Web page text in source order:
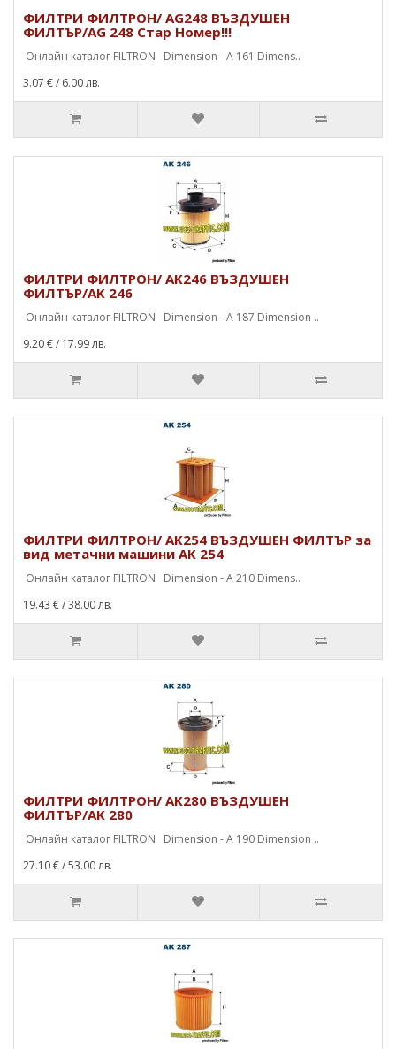
ФИЛТРИ ФИЛТРОН/ AG248 ВЪЗДУШЕН
ФИЛТЪР/AG 248 Стар Номер!!!
Онлайн каталог FILTRON Dimension - A 161 Dimens..
3.07 €/ 6.00 лв.
ФИЛТРИ ФИЛТРОН/ AK246 ВЪЗДУШЕН
ФИЛТЪР/AK 246
Онлайн каталог FILTRON Dimension - A 187 Dimension ..
9.20 €/ 17.99 лв.
ФИЛТРИ ФИЛТРОН/ AK254 ВЪЗДУШЕН ФИЛТЪР за
вид метачни машини AK 254
Онлайн каталог FILTRON Dimension - A 210 Dimens..
19.43 €/ 38.00 лв.
ФИЛТРИ ФИЛТРОН/ AK280 ВЪЗДУШЕН
ФИЛТЪР/AK 280
Онлайн каталог FILTRON Dimension - A 190 Dimension ..
27.10 €/ 53.00 лв.